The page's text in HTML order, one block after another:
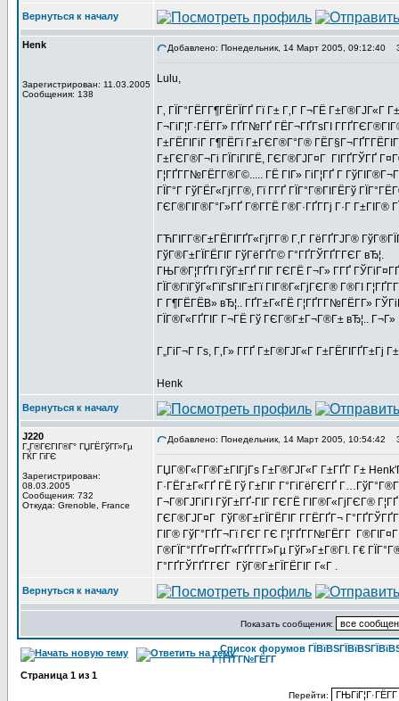
Вернуться к началу
Henk
Зарегистрирован: 11.03.2005
Сообщения: 138
Добавлено: Понедельник, 14 Март 2005, 09:12:40
Lulu,
Г‚ ГЇГ°ГЁГ­Г¶ГЁГЇГҐ Гї Г± Г‚Г Г¬ГЁ Г±Г®ГЈГ«Г
Г¬ГіГ¦Г·ГЁГ­Г» ГҐГ№ГҐ ГЁГ¬ГҐГѕГІ
Г±ГЁГІГіГ Г¶ГЁГї Г±ГЄГ®Г°Г®
Г±ГЄГ®Г¬Гі ГЇГіГІГЁ, ГЄГ®ГЈГ¤Г ГІГҐГЎГҐ
Г¦ГҐГ­Г№ГЁГ­Г®Г©..... ГЁ ГІГ» ГіГ¦ГҐ Г
ГЇГ°Г ГўГЁГ«ГјГ­Г®, Гї Г­ГҐ ГЇГ°Г®ГІГЁГў
ГЄГ®ГІГ®Г°Г»ГҐ Г®Г­ГЁ Г®Г·ГҐГ­Гј Г·Г Г±ГІГ®
ГЋГІГ­Г®Г±ГЁГІГҐГ«ГјГ­Г® Г‚Г ГёГҐГЈГ®
ГўГ®Г±ГЇГЁГІГ ГўГёГҐГ© Г°ГҐГЎГҐГ­ГЄГ вЂ¦.
ГЊГ®Г¦ГҐГІ ГўГ±ГҐ ГІГ ГЄГЁ Г¬Г» Г­ГҐ
ГЇГ®ГїГўГ«ГїГѕГІГ±Гї ГІГ®Г«ГјГЄГ® Г®ГІ
Г Г¶ГЁГЁВ» вЂ¦.. ГҐГ±Г«ГЁ Г¦ГҐГ­Г№ГЁГ­Г»
ГЇГ®Г«ГҐГІГ Г¬ГЁ Гў ГЄГ®Г±Г¬Г®Г± вЂ¦.. Г¬Г»
Г„ГіГ¬Г Гѕ, Г‚Г» Г­ГҐ Г±Г®ГЈГ«Г Г±ГЁГІГҐГ±Гј
Henk
Вернуться к началу
J220
Г„Г®ГЄГІГ®Г° ГЏГЁГўГ­Г»Гµ
ГЌГ ГіГЄ
Зарегистрирован:
08.03.2005
Сообщения: 732
Откуда: Grenoble, France
Добавлено: Понедельник, 14 Март 2005, 10:54:42
ГЏГ®Г«Г­Г®Г±ГІГјГѕ Г±Г®ГЈГ«Г Г±ГҐГ­ Г±
Г·ГЁГ±Г«ГҐ ГЁ Гў Г±ГІГ Г°ГіГёГЄГҐ
Г¬Г®ГЈГіГІ ГўГ±ГҐ-ГІГ ГЄГЁ ГІГ®Г«ГјГЄГ®
ГЄГ®ГЈГ¤Г ГўГ®Г±ГЇГЁГІГ Г­ГЁГҐГ¬
ГІГ® ГўГ°ГҐГ¬Гї ГЄГ ГЄ Г¦ГҐГ­Г№ГЁГ­Г Г®ГІГ¤Г
Г®ГЇГ°ГҐГ¤ГҐГ«ГҐГ­Г­Г»Гµ ГўГ»Г±Г®ГІ. Г€
Г°ГҐГЎГҐГ­ГЄГ ГўГ®Г±ГЇГЁГІГ Г«Г .
Вернуться к началу
Показать сообщения:
Список форумов
Г†ГҐГ­Г№ГЁГ­Г
Страница 1 из 1
Перейти: